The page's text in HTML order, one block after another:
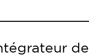
de